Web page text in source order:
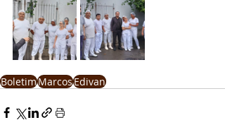
BoletimMarcosEdivan